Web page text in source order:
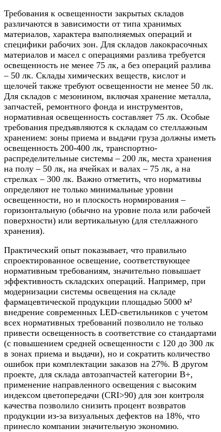
Требования к освещенности закрытых складов
различаются в зависимости от типа хранимых
материалов, характера выполняемых операций и
специфики рабочих зон. Для складов лакокрасочных
материалов и масел с операциями разлива требуется
освещенность не менее 75 лк, а без операций разлива
– 50 лк. Склады химических веществ, кислот и
щелочей также требуют освещенности не менее 50 лк.
Для складов с мезонином, включая хранение металла,
запчастей, ремонтного фонда и инструментов,
нормативная освещенность составляет 75 лк. Особые
требования предъявляются к складам со стеллажным
хранением: зоны приема и выдачи груза должны иметь
освещенность 200-400 лк, транспортно-
распределительные системы – 200 лк, места хранения
на полу – 50 лк, на ячейках и валах – 75 лк, а на
стрелках – 300 лк. Важно отметить, что нормативы
определяют не только минимальные уровни
освещенности, но и плоскость нормирования –
горизонтальную (обычно на уровне пола или рабочей
поверхности) или вертикальную (для стеллажного
хранения).
Практический опыт показывает, что правильно
спроектированное освещение, соответствующее
нормативным требованиям, значительно повышает
эффективность складских операций. Например, при
модернизации системы освещения на складе
фармацевтической продукции площадью 5000 м²
внедрение современных LED-светильников с учетом
всех нормативных требований позволило не только
привести освещенность в соответствие со стандартами
(с повышением средней освещенности с 120 до 300 лк
в зонах приема и выдачи), но и сократить количество
ошибок при комплектации заказов на 27%. В другом
проекте, для склада автозапчастей категории B+,
применение направленного освещения с высоким
индексом цветопередачи (CRI>90) для зон контроля
качества позволило снизить процент возвратов
продукции из-за визуальных дефектов на 18%, что
принесло компании значительную экономию.